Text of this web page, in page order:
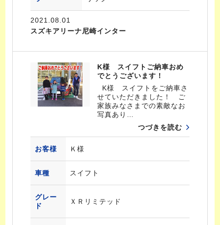
2021.08.01
スズキアリーナ尼崎インター
K様 スイフトご納車おめ
でとうございます！
K様 スイフトをご納車さ
せていただきました！ ご
家族みなさまでの素敵なお
写真あり…
つづきを読む
お客様 Ｋ様
車種 スイフト
グレー
ド
ＸＲリミテッド